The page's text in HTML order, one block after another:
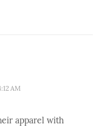
AM
apparel with